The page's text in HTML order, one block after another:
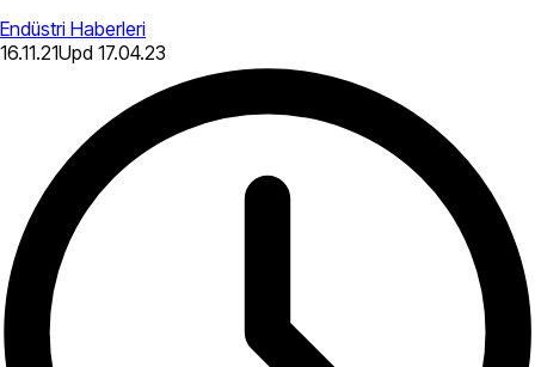
Endüstri Haberleri
16.11.21Upd 17.04.23